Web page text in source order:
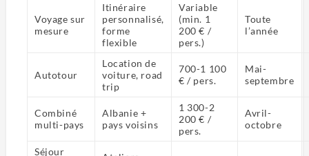
Voyage sur
mesure
Itinéraire
personnalisé,
forme
flexible
Variable
(min. 1
200 € /
pers.)
Toute
l’année
Autotour
Location de
voiture, road
trip
700-1 100
€ / pers.
Mai-
septembre
Combiné
multi-pays
Albanie +
pays voisins
1 300-2
200 € /
pers.
Avril-
octobre
Séjour